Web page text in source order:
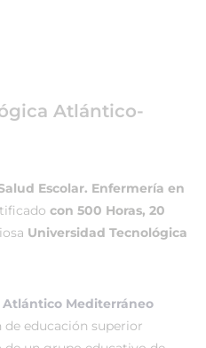
Atlántico-
Escolar. Enfermería en
con 500 Horas, 20
Universidad Tecnológica
Mediterráneo
educación superior